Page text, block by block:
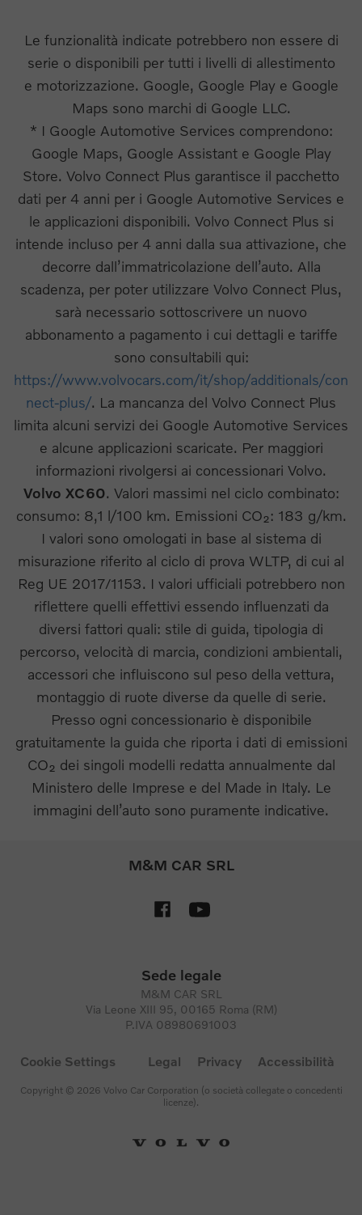
Le funzionalità indicate potrebbero non essere di
serie o disponibili per tutti i livelli di allestimento
e motorizzazione. Google, Google Play e Google
Maps sono marchi di Google LLC.
* I Google Automotive Services comprendono:
Google Maps, Google Assistant e Google Play
Store. Volvo Connect Plus garantisce il pacchetto
dati per 4 anni per i Google Automotive Services e
le applicazioni disponibili. Volvo Connect Plus si
intende incluso per 4 anni dalla sua attivazione, che
decorre dall’immatricolazione dell’auto. Alla
scadenza, per poter utilizzare Volvo Connect Plus,
sarà necessario sottoscrivere un nuovo
abbonamento a pagamento i cui dettagli e tariffe
sono consultabili qui:
https://www.volvocars.com/it/shop/additionals/con
nect-plus/. La mancanza del Volvo Connect Plus
limita alcuni servizi dei Google Automotive Services
e alcune applicazioni scaricate. Per maggiori
informazioni rivolgersi ai concessionari Volvo.
Volvo XC60. Valori massimi nel ciclo combinato:
consumo: 8,1 l/100 km. Emissioni CO₂: 183 g/km.
I valori sono omologati in base al sistema di
misurazione riferito al ciclo di prova WLTP, di cui al
Reg UE 2017/1153. I valori ufficiali potrebbero non
riflettere quelli effettivi essendo influenzati da
diversi fattori quali: stile di guida, tipologia di
percorso, velocità di marcia, condizioni ambientali,
accessori che influiscono sul peso della vettura,
montaggio di ruote diverse da quelle di serie.
Presso ogni concessionario è disponibile
gratuitamente la guida che riporta i dati di emissioni
CO₂ dei singoli modelli redatta annualmente dal
Ministero delle Imprese e del Made in Italy. Le
immagini dell’auto sono puramente indicative.
M&M CAR SRL
Sede legale
M&M CAR SRL
Via Leone XIII 95, 00165 Roma (RM)
P.IVA 08980691003
Cookie Settings Legal Privacy Accessibilità
Copyright © 2026 Volvo Car Corporation (o società collegate o concedenti
licenze).